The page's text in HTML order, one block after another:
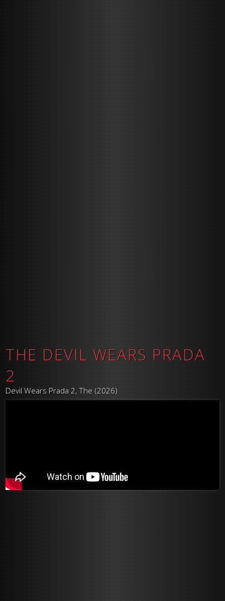
THE DEVIL WEARS PRADA
2
Devil Wears Prada 2, The (2026)